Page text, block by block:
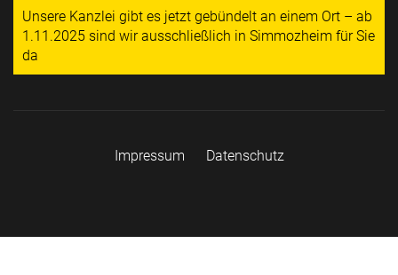
Unsere Kanzlei gibt es jetzt gebündelt an einem Ort – ab
1.11.2025 sind wir ausschließlich in Simmozheim für Sie
da
Impressum Datenschutz